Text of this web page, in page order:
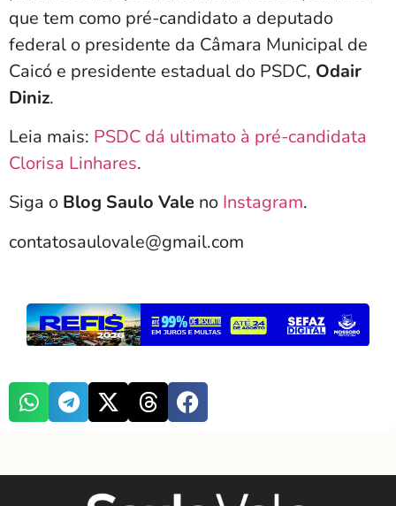
que tem como pré-candidato a deputado
federal o presidente da Câmara Municipal de
Caicó e presidente estadual do PSDC, Odair
Diniz.
Leia mais: PSDC dá ultimato à pré-candidata
Clorisa Linhares.
Siga o Blog Saulo Vale no Instagram.
contatosaulovale@gmail.com